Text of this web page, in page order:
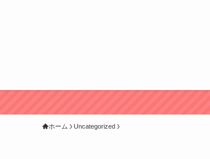
ホーム Uncategorized